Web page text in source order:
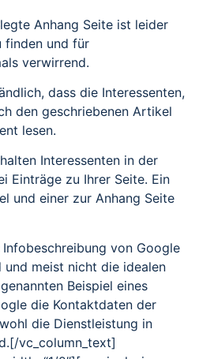
Anhang Seite ist leider
finden und für
verwirrend.
dass die Interessenten,
den geschriebenen Artikel
lesen.
Interessenten in der
Einträge zu Ihrer Seite. Ein
und einer zur Anhang Seite
Infobeschreibung von Google
meist nicht die idealen
Beispiel eines
die Kontaktdaten der
die Dienstleistung in
vc_column_text]